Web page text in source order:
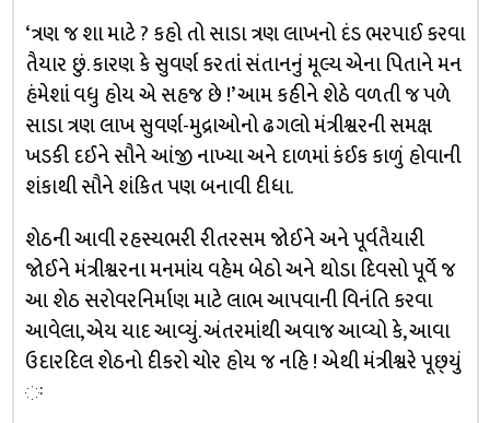
‘ત્રણ જ શા માટે ? કહો તો સાડા ત્રણ લાખનો દંડ ભરપાઈ કરવા
તૈયાર છું. કારણ કે સુવર્ણ કરતાં સંતાનનું મૂલ્ય એના પિતાને મન
હંમેશાં વધુ હોય એ સહજ છે !’ આમ કહીને શેઠે વળતી જ પળે
સાડા ત્રણ લાખ સુવર્ણ-મુદ્રાઓનો ઢગલો મંત્રીશ્વરની સમક્ષ
ખડકી દઈને સૌને આંજી નાખ્યા અને દાળમાં કંઈક કાળું હોવાની
શંકાથી સૌને શંકિત પણ બનાવી દીધા.
શેઠની આવી રહસ્યભરી રીતરસમ જોઈને અને પૂર્વતૈયારી
જોઈને મંત્રીશ્વરના મનમાંય વહેમ બેઠો અને થોડા દિવસો પૂર્વે જ
આ શેઠ સરોવરનિર્માણ માટે લાભ આપવાની વિનંતિ કરવા
આવેલા, એય યાદ આવ્યું. અંતરમાંથી અવાજ આવ્યો કે, આવા
ઉદારદિલ શેઠનો દીકરો ચોર હોય જ નહિ ! એથી મંત્રીશ્વરે પૂછ્‌યું
ઃ